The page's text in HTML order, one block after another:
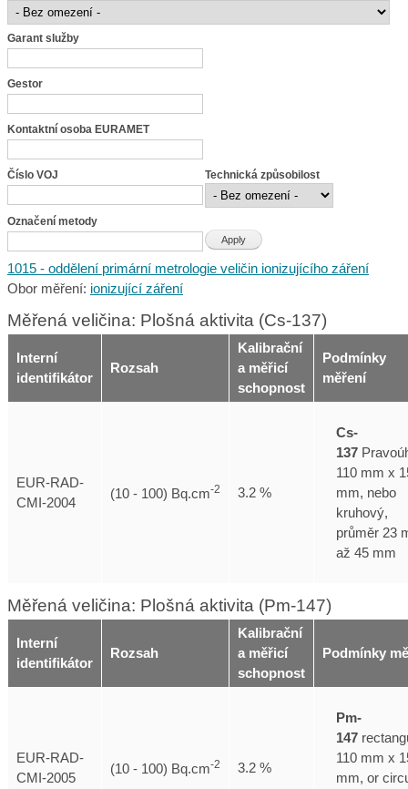
Garant služby
Gestor
Kontaktní osoba EURAMET
Číslo VOJ Technická způsobilost
Označení metody
1015 - oddělení primární metrologie veličin ionizujícího záření
Obor měření: ionizující záření
Měřená veličina: Plošná aktivita (Cs-137)
Interní
identifikátor
Rozsah
Kalibrační
a měřicí
schopnost
Podmínky
měření
EUR-RAD-
CMI-2004
(10 - 100) Bq.cm-2 3.2 %
Cs-
137
110 mm x
mm, nebo
kruhový,
průměr 23
až 45 mm
Měřená veličina: Plošná aktivita (Pm-147)
Interní
identifikátor
Rozsah
Kalibrační
a měřicí
schopnost
Podmínky
EUR-RAD-
CMI-2005
(10 - 100) Bq.cm-2 3.2 %
Pm-
147
110 mm x
mm, or